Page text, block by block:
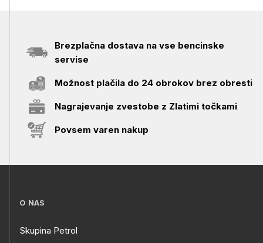
Brezplačna dostava na vse bencinske
servise
Možnost plačila do 24 obrokov brez obresti
Nagrajevanje zvestobe z Zlatimi točkami
Povsem varen nakup
O NAS
Skupina Petrol